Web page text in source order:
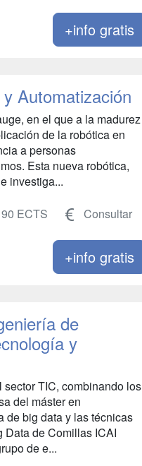
+info gratis
Automatización
en el que a la madurez
de la robótica en
a personas
Esta nueva robótica,
investiga...
90 ECTS Consultar
+info gratis
de
y
TIC, combinando los
del máster en
de big data y las técnicas
Data de Comillas ICAI
de e...